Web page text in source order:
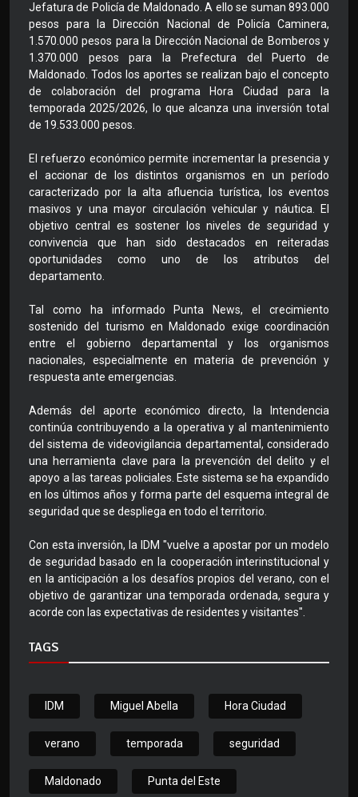
Jefatura de Policía de Maldonado. A ello se suman 893.000
pesos para la Dirección Nacional de Policía Caminera,
1.570.000 pesos para la Dirección Nacional de Bomberos y
1.370.000 pesos para la Prefectura del Puerto de
Maldonado. Todos los aportes se realizan bajo el concepto
de colaboración del programa Hora Ciudad para la
temporada 2025/2026, lo que alcanza una inversión total
de 19.533.000 pesos.
El refuerzo económico permite incrementar la presencia y
el accionar de los distintos organismos en un período
caracterizado por la alta afluencia turística, los eventos
masivos y una mayor circulación vehicular y náutica. El
objetivo central es sostener los niveles de seguridad y
convivencia que han sido destacados en reiteradas
oportunidades como uno de los atributos del
departamento.
Tal como ha informado Punta News, el crecimiento
sostenido del turismo en Maldonado exige coordinación
entre el gobierno departamental y los organismos
nacionales, especialmente en materia de prevención y
respuesta ante emergencias.
Además del aporte económico directo, la Intendencia
continúa contribuyendo a la operativa y al mantenimiento
del sistema de videovigilancia departamental, considerado
una herramienta clave para la prevención del delito y el
apoyo a las tareas policiales. Este sistema se ha expandido
en los últimos años y forma parte del esquema integral de
seguridad que se despliega en todo el territorio.
Con esta inversión, la IDM "vuelve a apostar por un modelo
de seguridad basado en la cooperación interinstitucional y
en la anticipación a los desafíos propios del verano, con el
objetivo de garantizar una temporada ordenada, segura y
acorde con las expectativas de residentes y visitantes".
TAGS
IDM Miguel Abella Hora Ciudad
verano temporada seguridad
Maldonado Punta del Este